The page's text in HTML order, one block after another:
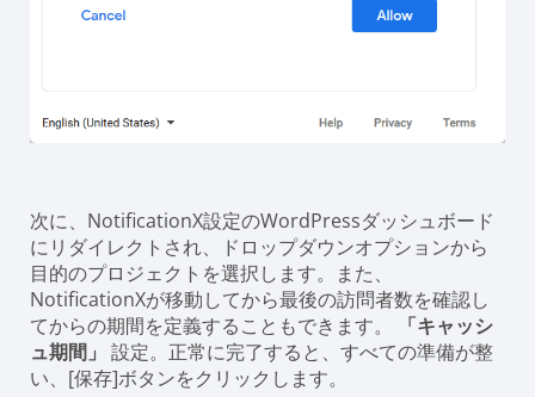
次に、NotificationX設定のWordPressダッシュボード
にリダイレクトされ、ドロップダウンオプションから
目的のプロジェクトを選択します。また、
NotificationXが移動してから最後の訪問者数を確認し
てからの期間を定義することもできます。
「キャッシ
ュ期間」 設定。正常に完了すると、すべての準備が整
い、[保存]ボタンをクリックします。